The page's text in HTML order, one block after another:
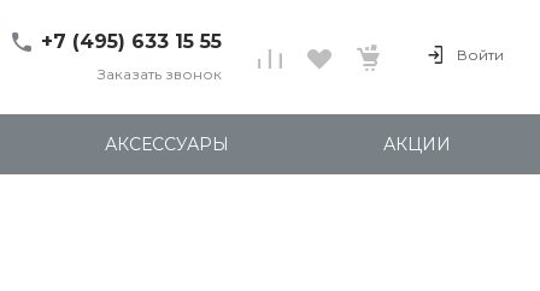
+7 (495) 633 15 55
Правды, д. 24с7
Пн-Пт: 11:00-20:00
Заказать звонок
Войти
АКСЕССУАРЫ АКЦИИ